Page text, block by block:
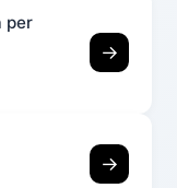
per
→
→